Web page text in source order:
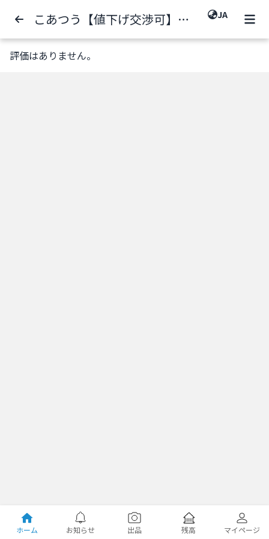
こあつう【値下げ交渉可】さんの評価一覧 JA
評価はありません。
ホーム お知らせ 出品 残高 マイページ